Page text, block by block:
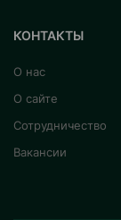
КОНТАКТЫ
О нас
О сайте
Сотрудничество
Вакансии